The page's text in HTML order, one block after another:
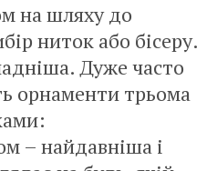
на шляху до
ниток або бісеру.
Дуже часто
орнаменти трьома
– найдавніша і